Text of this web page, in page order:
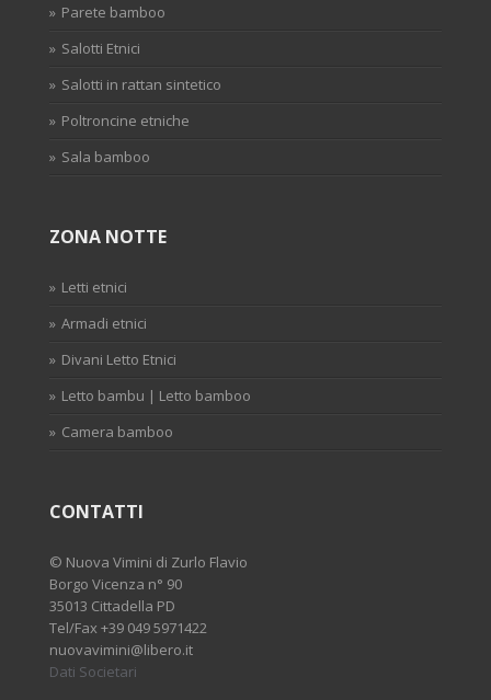
Parete bamboo
Salotti Etnici
Salotti in rattan sintetico
Poltroncine etniche
Sala bamboo
ZONA NOTTE
Letti etnici
Armadi etnici
Divani Letto Etnici
Letto bambu | Letto bamboo
Camera bamboo
CONTATTI
© Nuova Vimini di Zurlo Flavio
Borgo Vicenza n° 90
35013 Cittadella PD
Tel/Fax +39 049 5971422
nuovavimini@libero.it
Dati Societari